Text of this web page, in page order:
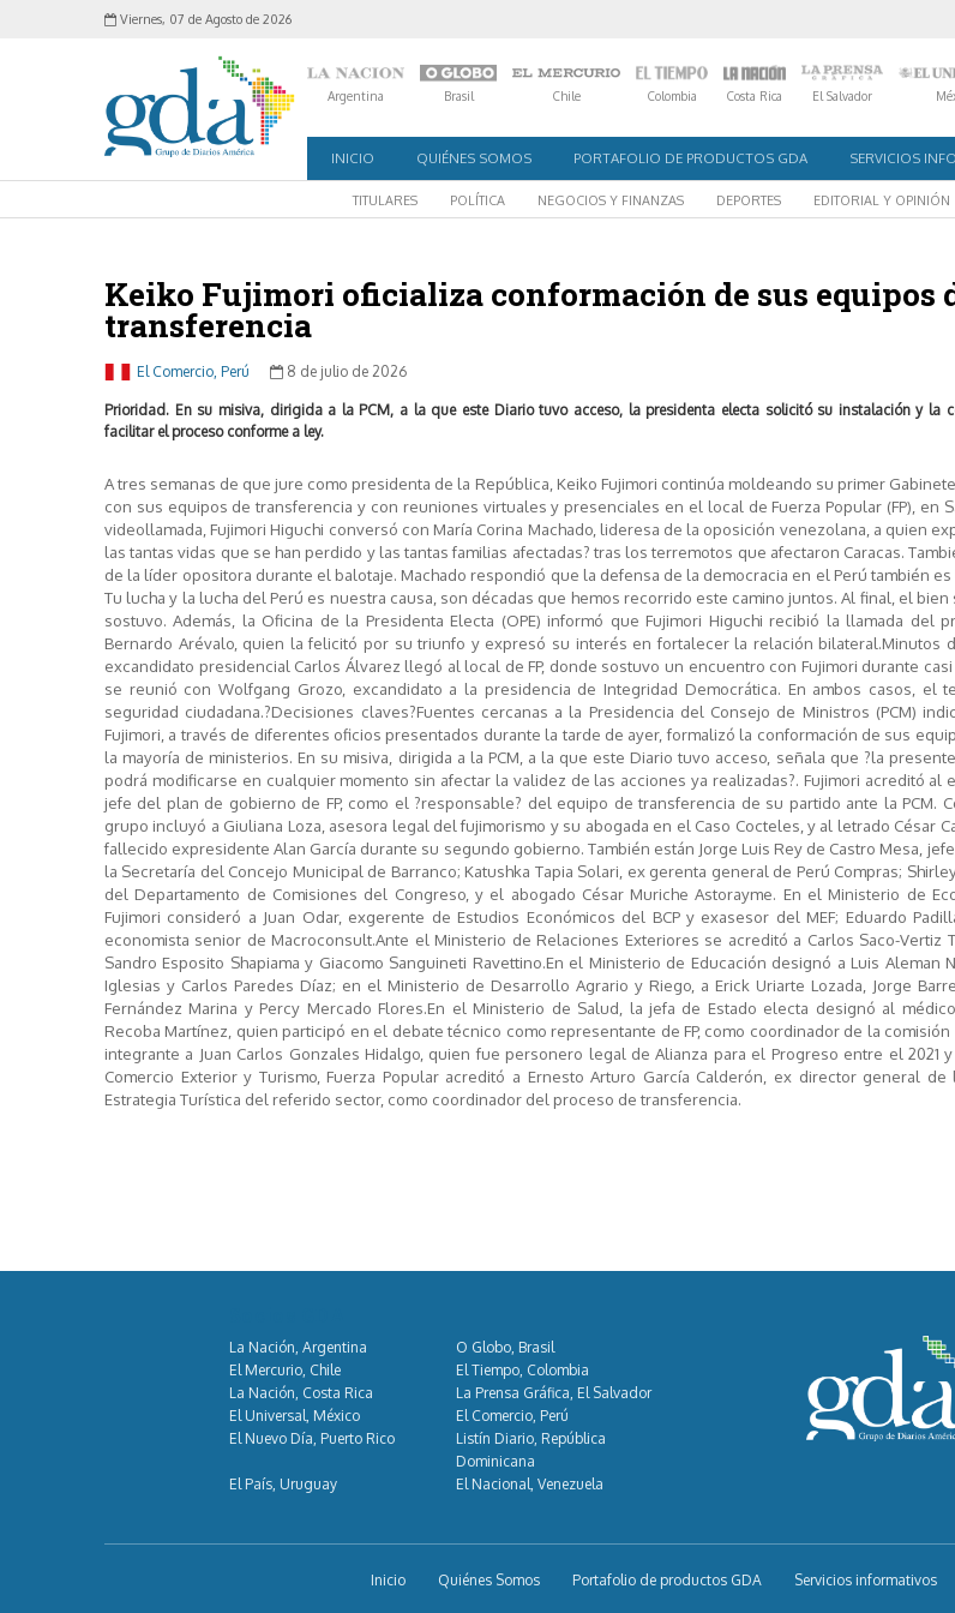
Viernes, 07 de Agosto de 2026
Argentina Brasil Chile Colombia Costa Rica El Salvador
INICIO QUIÉNES SOMOS PORTAFOLIO DE PRODUCTOS GDA SERVICIOS
TITULARES POLÍTICA NEGOCIOS Y FINANZAS DEPORTES EDITORIAL Y OPINIÓN
Keiko Fujimori oficializa conformación de sus equipos
transferencia
El Comercio, Perú 8 de julio de 2026
Prioridad. En su misiva, dirigida a la PCM, a la que este Diario tuvo acceso, la presidenta electa solicitó su instalación y la
facilitar el proceso conforme a ley.
A tres semanas de que jure como presidenta de la República, Keiko Fujimori continúa moldeando su primer
con sus equipos de transferencia y con reuniones virtuales y presenciales en el local de Fuerza Popular (FP), en
videollamada, Fujimori Higuchi conversó con María Corina Machado, lideresa de la oposición venezolana, a quien
las tantas vidas que se han perdido y las tantas familias afectadas? tras los terremotos que afectaron Caracas.
de la líder opositora durante el balotaje. Machado respondió que la defensa de la democracia en el Perú también es
Tu lucha y la lucha del Perú es nuestra causa, son décadas que hemos recorrido este camino juntos. Al final, el bien
sostuvo. Además, la Oficina de la Presidenta Electa (OPE) informó que Fujimori Higuchi recibió la llamada del
Bernardo Arévalo, quien la felicitó por su triunfo y expresó su interés en fortalecer la relación bilateral.Minutos
excandidato presidencial Carlos Álvarez llegó al local de FP, donde sostuvo un encuentro con Fujimori durante casi
se reunió con Wolfgang Grozo, excandidato a la presidencia de Integridad Democrática. En ambos casos, el
seguridad ciudadana.?Decisiones claves?Fuentes cercanas a la Presidencia del Consejo de Ministros (PCM)
Fujimori, a través de diferentes oficios presentados durante la tarde de ayer, formalizó la conformación de sus
la mayoría de ministerios. En su misiva, dirigida a la PCM, a la que este Diario tuvo acceso, señala que ?la
podrá modificarse en cualquier momento sin afectar la validez de las acciones ya realizadas?. Fujimori acreditó al
jefe del plan de gobierno de FP, como el ?responsable? del equipo de transferencia de su partido ante la PCM.
grupo incluyó a Giuliana Loza, asesora legal del fujimorismo y su abogada en el Caso Cocteles, y al letrado César
fallecido expresidente Alan García durante su segundo gobierno. También están Jorge Luis Rey de Castro Mesa,
la Secretaría del Concejo Municipal de Barranco; Katushka Tapia Solari, ex gerenta general de Perú Compras;
del Departamento de Comisiones del Congreso, y el abogado César Muriche Astorayme. En el Ministerio de
Fujimori consideró a Juan Odar, exgerente de Estudios Económicos del BCP y exasesor del MEF; Eduardo
economista senior de Macroconsult.Ante el Ministerio de Relaciones Exteriores se acreditó a Carlos Saco-Vertiz
Sandro Esposito Shapiama y Giacomo Sanguineti Ravettino.En el Ministerio de Educación designó a Luis Aleman
Iglesias y Carlos Paredes Díaz; en el Ministerio de Desarrollo Agrario y Riego, a Erick Uriarte Lozada, Jorge
Fernández Marina y Percy Mercado Flores.En el Ministerio de Salud, la jefa de Estado electa designó al
Recoba Martínez, quien participó en el debate técnico como representante de FP, como coordinador de la
integrante a Juan Carlos Gonzales Hidalgo, quien fue personero legal de Alianza para el Progreso entre el 2021
Comercio Exterior y Turismo, Fuerza Popular acreditó a Ernesto Arturo García Calderón, ex director general
Estrategia Turística del referido sector, como coordinador del proceso de transferencia.
La Nación, Argentina
O Globo, Brasil
El Mercurio, Chile
El Tiempo, Colombia
La Nación, Costa Rica
La Prensa Gráfica, El Salvador
El Universal, México
El Comercio, Perú
El Nuevo Día, Puerto Rico
Listín Diario, República
Dominicana
El País, Uruguay
El Nacional, Venezuela
Inicio Quiénes Somos Portafolio de productos GDA Servicios informativos